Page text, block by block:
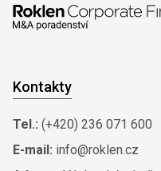
Kontakty
Tel.: (+420) 236 071 600
E-mail: info@roklen.cz